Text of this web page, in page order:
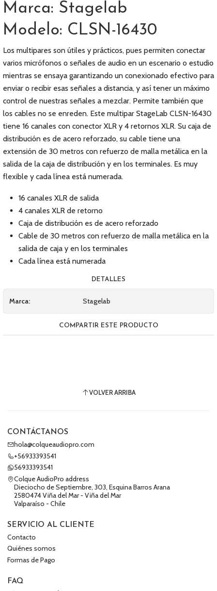
Marca: Stagelab
Modelo: CLSN-16430
Los multipares son útiles y prácticos, pues permiten conectar
varios micrófonos o señales de audio en un escenario o estudio
mientras se ensaya garantizando un conexionado efectivo para
enviar o recibir esas señales a distancia, y así tener un máximo
control de nuestras señales a mezclar. Permite también que
los cables no se enreden. Este multipar StageLab CLSN-16430
tiene 16 canales con conector XLR y 4 retornos XLR. Su caja de
distribución es de acero reforzado, su cable tiene una
extensión de 30 metros con refuerzo de malla metálica en la
salida de la caja de distribución y en los terminales. Es muy
flexible y cada línea está numerada.
16 canales XLR de salida
4 canales XLR de retorno
Caja de distribución es de acero reforzado
Cable de 30 metros con refuerzo de malla metálica en la
salida de caja y en los terminales
Cada línea está numerada
DETALLES
Marca: Stagelab
COMPARTIR ESTE PRODUCTO
VOLVER ARRIBA
CONTÁCTANOS
hola@colqueaudiopro.com
+56933393541
56933393541
Colque AudioPro address
Dieciocho de Septiembre, 303, Esquina Barros Arana
2580474 Viña del Mar - Viña del Mar
Valparaíso - Chile
SERVICIO AL CLIENTE
Contacto
Quiénes somos
Formas de Pago
FAQ